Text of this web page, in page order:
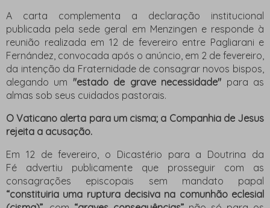
A carta complementa a declaração institucional
publicada pela sede geral em Menzingen e responde à
reunião realizada em 12 de fevereiro entre Pagliarani e
Fernández, convocada após o anúncio, em 2 de fevereiro,
da intenção da Fraternidade de consagrar novos bispos,
alegando um "estado de grave necessidade" para as
almas sob seus cuidados pastorais.
O Vaticano alerta para um cisma; a Companhia de Jesus
rejeita a acusação.
Em 12 de fevereiro, o Dicastério para a Doutrina da
Fé advertiu publicamente que prosseguir com as
consagrações episcopais sem mandato papal
“constituiria uma ruptura decisiva na comunhão eclesial